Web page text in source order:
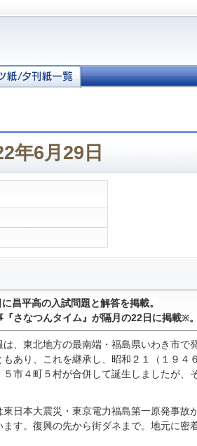
年6月29日
昌平高の入試問題と解答を掲載。
『さなつんタイム』が隔月の22日に掲載※。
は、東北地方の最南端・福島県いわき市で
あり、これを継承し、昭和２１（１９４
市４町５村が合併して誕生しましたが、
日本大震災・東京電力福島第一原発事故
す。復興の先から街ダネまで。地元に密